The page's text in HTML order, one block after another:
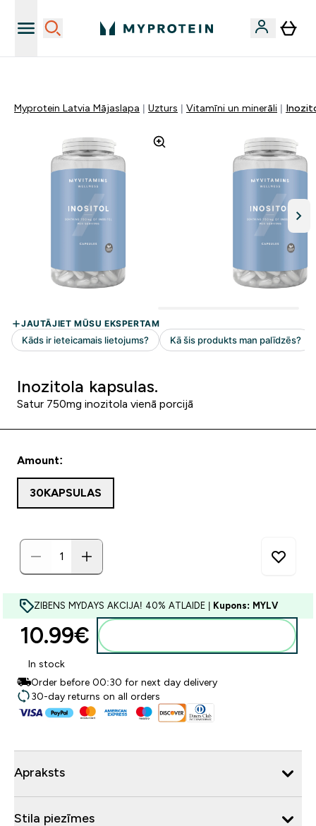
Myprotein Latvia Mājaslapa Uzturs Vitamīni un minerāli
Inozitola kapsulas.
Satur 750mg inozitola vienā porcijā
Amount:
30KAPSULAS
ZIBENS MYDAYS AKCIJA! 40% ATLAIDE | Kupons: MYLV
10.99€‎
In stock
Order before 00:30 for next day delivery
30-day returns on all orders
Apraksts
Stila piezīmes